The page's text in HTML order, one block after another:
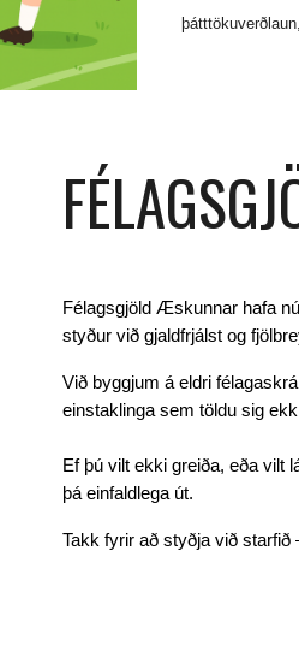
Félagsgjöld Æskunnar hafa
styður við gjaldfrjálst og
Við byggjum á eldri
einstaklinga sem töldu sig
Ef þú vilt ekki greiða, eða vilt
þá einfaldlega út.
Takk fyrir að styðja við